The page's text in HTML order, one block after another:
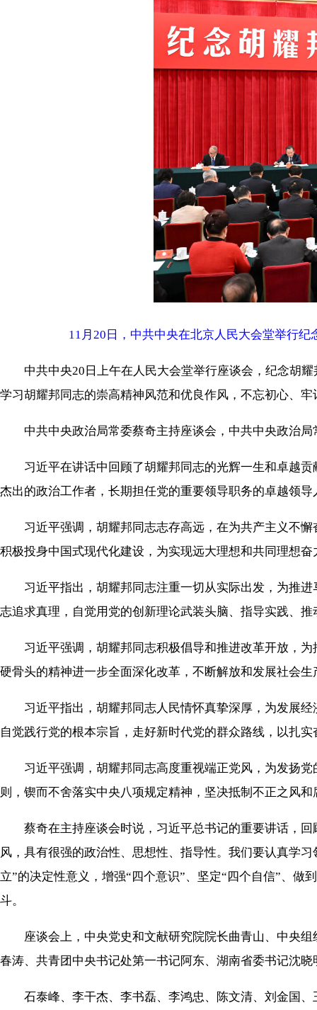
11月20日，中共中央在北京人民大会堂举行纪
中共中央20日上午在人民大会堂举行座谈会，纪念胡耀
学习胡耀邦同志的崇高精神风范和优良作风，不忘初心、
中共中央政治局常委蔡奇主持座谈会，中共中央政治局
习近平在讲话中回顾了胡耀邦同志的光辉一生和卓越贡
杰出的政治工作者，长期担任党的重要领导职务的卓越领
习近平强调，胡耀邦同志志存高远，在为共产主义不懈
积极投身中国式现代化建设，为实现远大理想和共同理想奋
习近平指出，胡耀邦同志注重一切从实际出发，为推进
志追求真理，自觉用党的创新理论武装头脑、指导实践、
习近平强调，胡耀邦同志积极倡导和推进改革开放，为
硬骨头的精神进一步全面深化改革，不断解放和发展社会
习近平指出，胡耀邦同志人民情怀真挚深厚，为发展经
自觉践行党的根本宗旨，走好新时代党的群众路线，以扎
习近平强调，胡耀邦同志高度重视端正党风，为发扬党
则，锲而不舍落实中央八项规定精神，坚决抵制不正之风
蔡奇在主持座谈会时说，习近平总书记的重要讲话，回
风，具有很强的政治性、思想性、指导性。我们要认真学
立”的决定性意义，增强“四个意识”、坚定“四个自信”、
斗。
座谈会上，中央党史和文献研究院院长曲青山、中央组
春涛、共青团中央书记处第一书记阿东、湖南省委书记沈晓
石泰峰、李干杰、李书磊、李鸿忠、陈文清、刘金国、